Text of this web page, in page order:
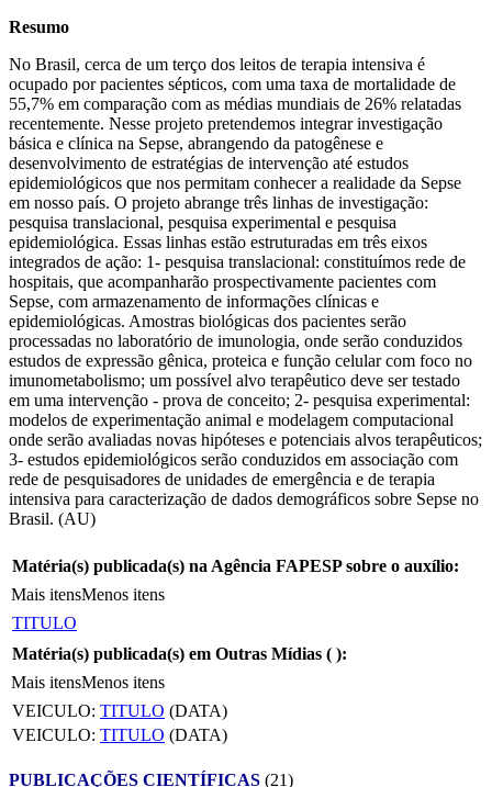
Resumo
No Brasil, cerca de um terço dos leitos de terapia intensiva é
ocupado por pacientes sépticos, com uma taxa de mortalidade de
55,7% em comparação com as médias mundiais de 26% relatadas
recentemente. Nesse projeto pretendemos integrar investigação
básica e clínica na Sepse, abrangendo da patogênese e
desenvolvimento de estratégias de intervenção até estudos
epidemiológicos que nos permitam conhecer a realidade da Sepse
em nosso país. O projeto abrange três linhas de investigação:
pesquisa translacional, pesquisa experimental e pesquisa
epidemiológica. Essas linhas estão estruturadas em três eixos
integrados de ação: 1- pesquisa translacional: constituímos rede de
hospitais, que acompanharão prospectivamente pacientes com
Sepse, com armazenamento de informações clínicas e
epidemiológicas. Amostras biológicas dos pacientes serão
processadas no laboratório de imunologia, onde serão conduzidos
estudos de expressão gênica, proteica e função celular com foco no
imunometabolismo; um possível alvo terapêutico deve ser testado
em uma intervenção - prova de conceito; 2- pesquisa experimental:
modelos de experimentação animal e modelagem computacional
onde serão avaliadas novas hipóteses e potenciais alvos terapêuticos;
3- estudos epidemiológicos serão conduzidos em associação com
rede de pesquisadores de unidades de emergência e de terapia
intensiva para caracterização de dados demográficos sobre Sepse no
Brasil. (AU)
Matéria(s) publicada(s) na Agência FAPESP sobre o auxílio:
Mais itensMenos itens
TITULO
Matéria(s) publicada(s) em Outras Mídias ( ):
Mais itensMenos itens
VEICULO: TITULO (DATA)
VEICULO: TITULO (DATA)
PUBLICAÇÕES CIENTÍFICAS (21)